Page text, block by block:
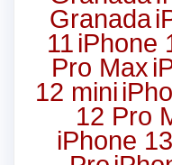
Granada
11 iPhone
Pro Max
12 mini
12 Pro
iPhone